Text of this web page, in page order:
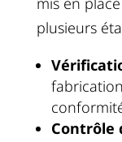
plusieurs
Contrôle